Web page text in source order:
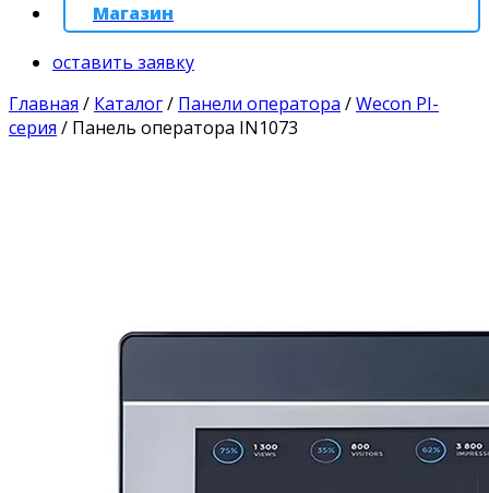
Магазин
оставить заявку
Главная / Каталог/ Панели оператора /Wecon PI-
серия / Панель оператора IN1073